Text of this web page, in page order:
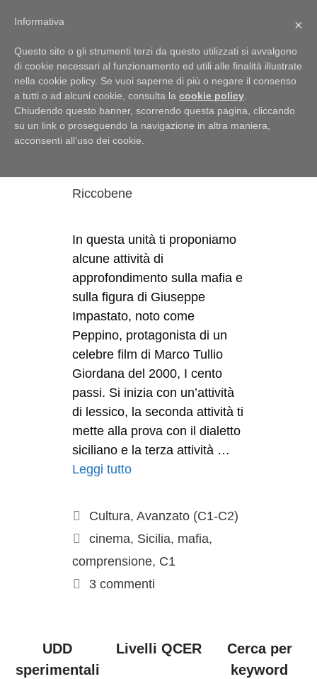
Menu
Sicilia
I cento passi
Riccobene
In questa unità ti proponiamo
alcune attività di
approfondimento sulla mafia e
sulla figura di Giuseppe
Impastato, noto come
Peppino, protagonista di un
celebre film di Marco Tullio
Giordana del 2000, I cento
passi. Si inizia con un’attività
di lessico, la seconda attività ti
mette alla prova con il dialetto
siciliano e la terza attività …
Leggi tutto
Cultura,Avanzato (C1-C2)
cinema, Sicilia, mafia,
comprensione, C1
3 commenti
UDD
sperimentali
Livelli QCER
Cerca per
keyword
×
Informativa
Questo sito o gli strumenti terzi da questo utilizzati si avvalgono
di cookie necessari al funzionamento ed utili alle finalità illustrate
nella cookie policy. Se vuoi saperne di più o negare il consenso
a tutti o ad alcuni cookie, consulta la cookie policy
Chiudendo questo banner, scorrendo questa pagina, cliccando
su un link o proseguendo la navigazione in altra maniera,
acconsenti all’uso dei cookie.